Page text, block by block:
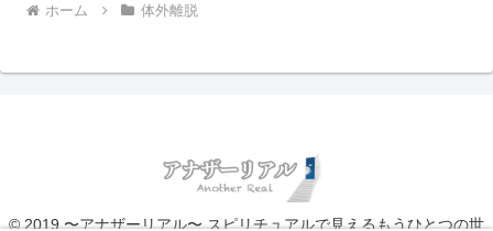
ホーム 体外離脱
© 2019 〜アナザーリアル〜 スピリチュアルで見えるもうひとつの世